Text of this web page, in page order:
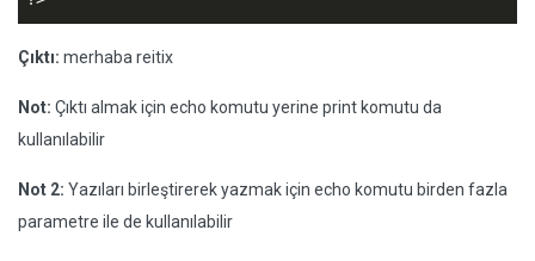
Çıktı: merhaba reitix
Not: Çıktı almak için echo komutu yerine print komutu da
kullanılabilir
Not 2: Yazıları birleştirerek yazmak için echo komutu birden fazla
parametre ile de kullanılabilir